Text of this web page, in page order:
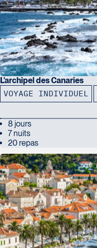
L'archipel des Canaries
VOYAGE INDIVIDUEL
8 jours
7 nuits
20 repas